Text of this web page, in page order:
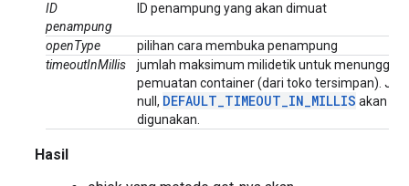
ID
penampung
ID penampung yang akan dimuat
openType
pilihan cara membuka penampung
timeoutInMillis
jumlah maksimum milidetik untuk menunggu
pemuatan container (dari toko tersimpan). Jika
null, DEFAULT_TIMEOUT_IN_MILLIS akan
digunakan.
Hasil